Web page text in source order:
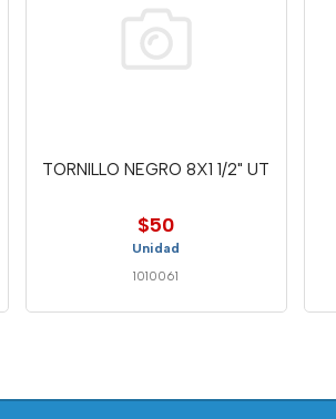
TORNILLO NEGRO 8X1 1/2" UT
$50
Unidad
1010061